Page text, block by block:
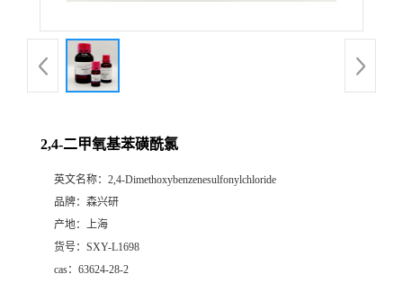
2,4-二甲氧基苯磺酰氯
英文名称： 2,4-Dimethoxybenzenesulfonylchloride
品牌： 森兴研
产地： 上海
货号： SXY-L1698
cas： 63624-28-2